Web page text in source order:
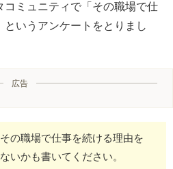
コミュニティで「その職場で仕
いうアンケートをとりまし
広告
の職場で仕事を続ける理由を
いかも書いてください。